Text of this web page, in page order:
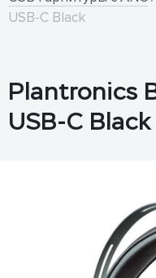
USB-C Black
Plantronics
USB-C Black